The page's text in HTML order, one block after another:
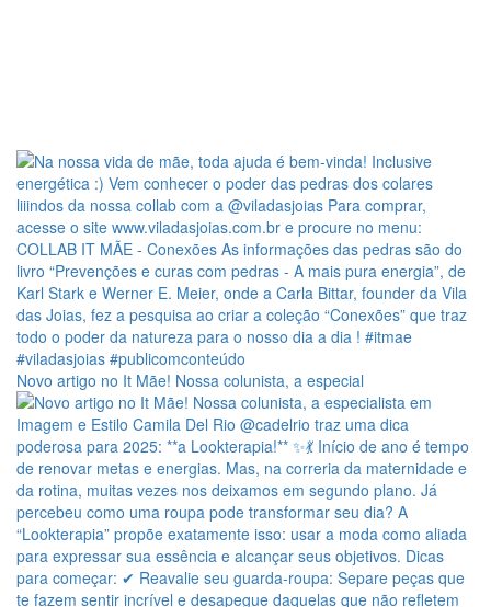
Novo artigo no It Mãe! Nossa colunista, a especial